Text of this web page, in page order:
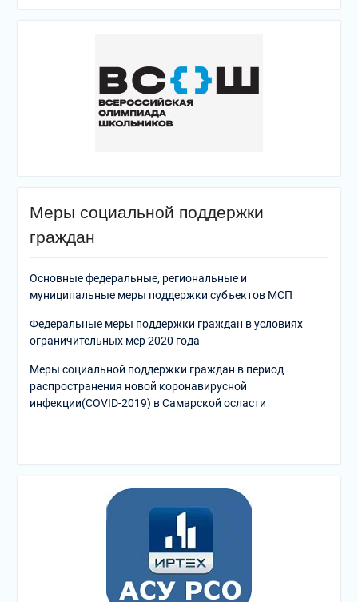
Меры социальной поддержки
граждан
Основные федеральные, региональные и
муниципальные меры поддержки субъектов МСП
Федеральные меры поддержки граждан в условиях
ограничительных мер 2020 года
Меры социальной поддержки граждан в период
распространения новой коронавирусной
инфекции(COVID-2019) в Самарской осласти